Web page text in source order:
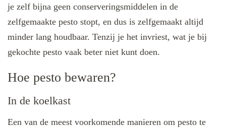
je zelf bijna geen conserveringsmiddelen in de
zelfgemaakte pesto stopt, en dus is zelfgemaakt altijd
minder lang houdbaar. Tenzij je het invriest, wat je bij
gekochte pesto vaak beter niet kunt doen.
Hoe pesto bewaren?
In de koelkast
Een van de meest voorkomende manieren om pesto te